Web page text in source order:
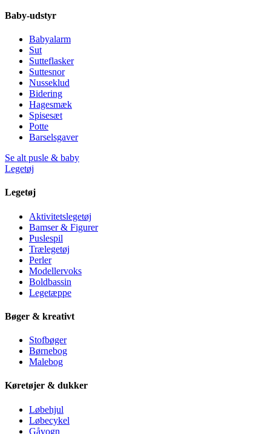
Baby-udstyr
Babyalarm
Sut
Sutteflasker
Suttesnor
Nusseklud
Bidering
Hagesmæk
Spisesæt
Potte
Barselsgaver
Se alt pusle & baby
Legetøj
Legetøj
Aktivitetslegetøj
Bamser & Figurer
Puslespil
Trælegetøj
Perler
Modellervoks
Boldbassin
Legetæppe
Bøger & kreativt
Stofbøger
Børnebog
Malebog
Køretøjer & dukker
Løbehjul
Løbecykel
Gåvogn